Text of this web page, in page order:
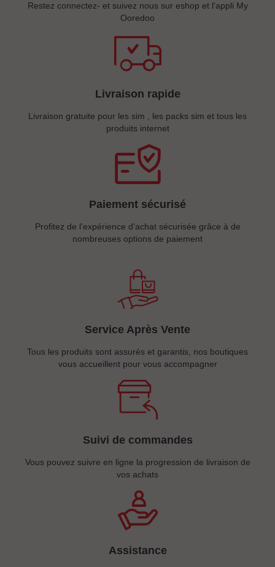
Restez connectez- et suivez nous sur eshop et l'appli My
Ooredoo
Livraison rapide
Livraison gratuite pour les sim , les packs sim et tous les
produits internet
Paiement sécurisé
Profitez de l'expérience d'achat sécurisée grâce à de
nombreuses options de paiement
Service Après Vente
Tous les produits sont assurés et garantis, nos boutiques
vous accueillent pour vous accompagner
Suivi de commandes
Vous pouvez suivre en ligne la progression de livraison de
vos achats
Assistance